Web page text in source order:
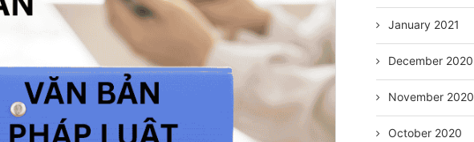
January 2021
December 2020
November 2020
October 2020